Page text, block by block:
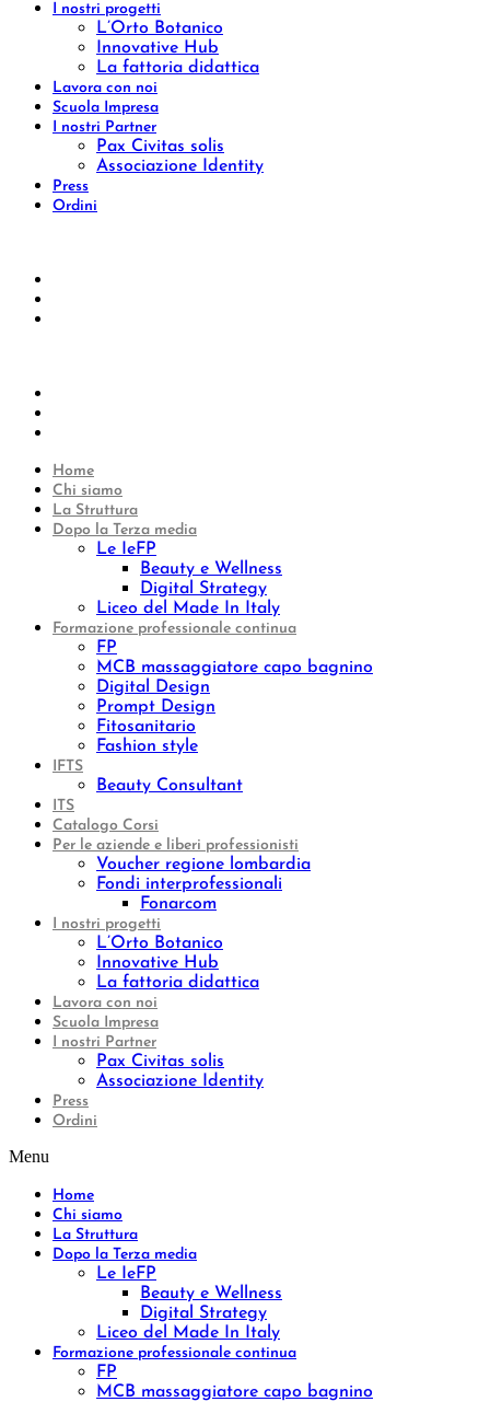
I nostri progetti
L’Orto Botanico
Innovative Hub
La fattoria didattica
Lavora con noi
Scuola Impresa
I nostri Partner
Pax Civitas solis
Associazione Identity
Press
Ordini
Home
Chi siamo
La Struttura
Dopo la Terza media
Le IeFP
Beauty e Wellness
Digital Strategy
Liceo del Made In Italy
Formazione professionale continua
FP
MCB massaggiatore capo bagnino
Digital Design
Prompt Design
Fitosanitario
Fashion style
IFTS
Beauty Consultant
ITS
Catalogo Corsi
Per le aziende e liberi professionisti
Voucher regione lombardia
Fondi interprofessionali
Fonarcom
I nostri progetti
L’Orto Botanico
Innovative Hub
La fattoria didattica
Lavora con noi
Scuola Impresa
I nostri Partner
Pax Civitas solis
Associazione Identity
Press
Ordini
Menu
Home
Chi siamo
La Struttura
Dopo la Terza media
Le IeFP
Beauty e Wellness
Digital Strategy
Liceo del Made In Italy
Formazione professionale continua
FP
MCB massaggiatore capo bagnino